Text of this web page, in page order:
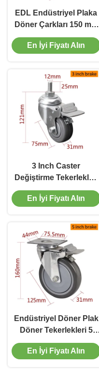
EDL Endüstriyel Plaka
Döner Çarkları 150 mm
6 inç 130 kg Yük
Chrome Kaplama
En İyi Fiyatı Alın
3 Inch Caster
Değiştirme Tekerlekleri
75mm Filmiş Orta
Görevli Castorlar
En İyi Fiyatı Alın
Endüstriyel Döner Plak
Döner Tekerlekleri 5
Inch Döner Tekerlekleri
125mm
En İyi Fiyatı Alın